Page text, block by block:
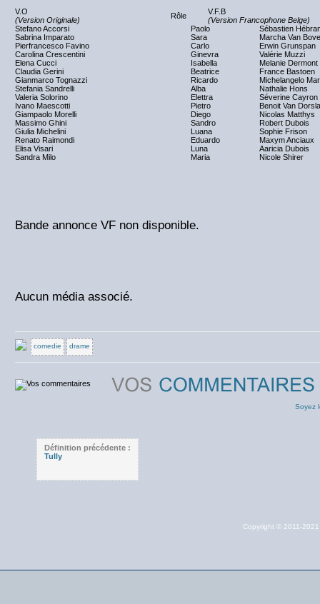
V.O
(Version Originale)
Rôle
V.F.B
(Version Francophone Belge)
Stefano Accorsi
Paolo
Sébastien
Sabrina Imparato
Sara
Marcha Van
Pierfrancesco Favino
Carlo
Erwin Grunspan
Carolina Crescentini
Ginevra
Valérie Muzzi
Elena Cucci
Isabella
Melanie Dermont
Claudia Gerini
Beatrice
France Bastoen
Gianmarco Tognazzi
Ricardo
Michelangelo
Stefania Sandrelli
Alba
Nathalie Hons
Valeria Solorino
Elettra
Séverine Cayron
Ivano Maescotti
Pietro
Benoit Van
Giampaolo Morelli
Diego
Nicolas Matthys
Massimo Ghini
Sandro
Robert Dubois
Giulia Michelini
Luana
Sophie Frison
Renato Raimondi
Eduardo
Maxym Anciaux
Elisa Visari
Luna
Aaricia Dubois
Sandra Milo
Maria Nicole Shirer
Bande annonce VF non disponible.
Aucun média associé.
comedie drame
Soyez
Définition précédente :
Tully
Copyright © 2011-